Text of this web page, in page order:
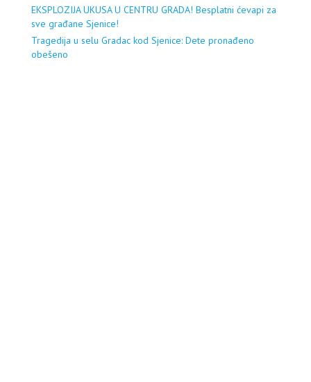
EKSPLOZIJA UKUSA U CENTRU GRADA! Besplatni ćevapi za
sve građane Sjenice!
Tragedija u selu Gradac kod Sjenice: Dete pronađeno
obešeno